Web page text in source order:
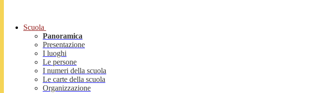
Scuola
Panoramica
Presentazione
I luoghi
Le persone
I numeri della scuola
Le carte della scuola
Organizzazione